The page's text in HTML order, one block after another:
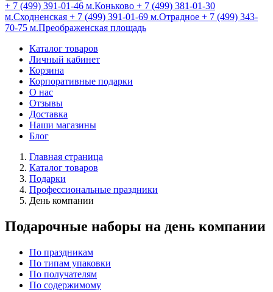
+ 7 (499) 391-01-46 м.Коньково + 7 (499) 381-01-30
м.Сходненская + 7 (499) 391-01-69 м.Отрадное + 7 (499) 343-
70-75 м.Преображенская площадь
Каталог товаров
Личный кабинет
Корзина
Корпоративные подарки
О нас
Отзывы
Доставка
Наши магазины
Блог
Главная страница
Каталог товаров
Подарки
Профессиональные праздники
День компании
Подарочные наборы на день компании
По праздникам
По типам упаковки
По получателям
По содержимому